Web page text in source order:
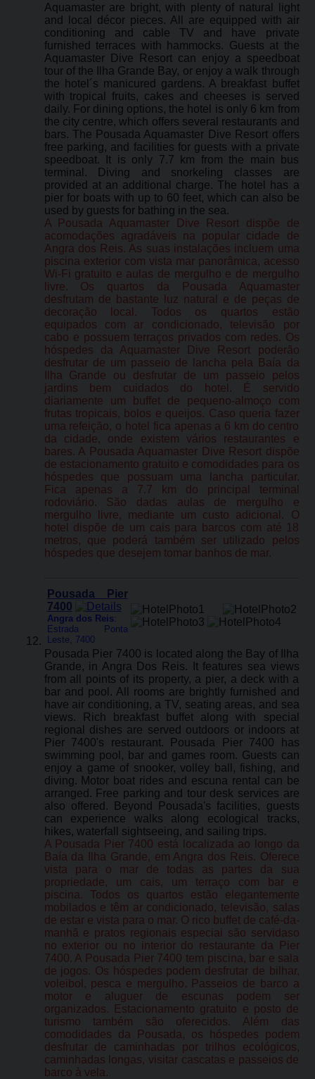
Aquamaster are bright, with plenty of natural light
and local décor pieces. All are equipped with air
conditioning and cable TV and have private
furnished terraces with hammocks. Guests at the
Aquamaster Dive Resort can enjoy a speedboat
tour of the Ilha Grande Bay, or enjoy a walk through
the hotel´s manicured gardens. A breakfast buffet
with tropical fruits, cakes and cheeses is served
daily. For dining options, the hotel is only 6 km from
the city centre, which offers several restaurants and
bars. The Pousada Aquamaster Dive Resort offers
free parking, and facilities for guests with a private
speedboat. It is only 7.7 km from the main bus
terminal. Diving and snorkeling classes are
provided at an additional charge. The hotel has a
pier for boats with up to 60 feet, which can also be
used by guests for bathing in the sea.
A Pousada Aquamaster Dive Resort dispõe de
acomodações agradáveis na popular cidade de
Angra dos Reis. As suas instalações incluem uma
piscina exterior com vista mar panorâmica, acesso
Wi-Fi gratuito e aulas de mergulho e de mergulho
livre. Os quartos da Pousada Aquamaster
desfrutam de bastante luz natural e de peças de
decoração local. Todos os quartos estão
equipados com ar condicionado, televisão por
cabo e possuem terraços privados com redes. Os
hóspedes da Aquamaster Dive Resort poderão
desfrutar de um passeio de lancha pela Baía da
Ilha Grande ou desfrutar de um passeio pelos
jardins bem cuidados do hotel. É servido
diariamente um buffet de pequeno-almoço com
frutas tropicais, bolos e queijos. Caso queria fazer
uma refeição, o hotel fica apenas a 6 km do centro
da cidade, onde existem vários restaurantes e
bares. A Pousada Aquamaster Dive Resort dispõe
de estacionamento gratuito e comodidades para os
hóspedes que possuam uma lancha particular.
Fica apenas a 7.7 km do principal terminal
rodoviário. São dadas aulas de mergulho e
mergulho livre, mediante um custo adicional. O
hotel dispõe de um cais para barcos com até 18
metros, que poderá também ser utilizado pelos
hóspedes que desejem tomar banhos de mar.
Pousada Pier
7400
Angra dos Reis:
Estrada Ponta
Leste, 7400
Pousada Pier 7400 is located along the Bay of Ilha
Grande, in Angra Dos Reis. It features sea views
from all points of its property, a pier, a deck with a
bar and pool. All rooms are brightly furnished and
have air conditioning, a TV, seating areas, and sea
views. Rich breakfast buffet along with special
regional dishes are served outdoors or indoors at
Pier 7400's restaurant. Pousada Pier 7400 has
swimming pool, bar and games room. Guests can
enjoy a game of snooker, volley ball, fishing, and
diving. Motor boat rides and escuna rental can be
arranged. Free parking and tour desk services are
also offered. Beyond Pousada's facilities, guests
can experience walks along ecological tracks,
hikes, waterfall sightseeing, and sailing trips.
A Pousada Pier 7400 está localizada ao longo da
Baía da Ilha Grande, em Angra dos Reis. Oferece
vista para o mar de todas as partes da sua
propriedade, um cais, um terraço com bar e
piscina. Todos os quartos estão elegantemente
mobilados e têm ar condicionado, televisão, salas
de estar e vista para o mar. O rico buffet de café-da-
manhã e pratos regionais especiai são servidaso
no exterior ou no interior do restaurante da Pier
7400. A Pousada Pier 7400 tem piscina, bar e sala
de jogos. Os hóspedes podem desfrutar de bilhar,
voleibol, pesca e mergulho. Passeios de barco a
motor e aluguer de escunas podem ser
organizados. Estacionamento gratuito e posto de
turismo também são oferecidos. Além das
comodidades da Pousada, os hóspedes podem
desfrutar de caminhadas por trilhos ecológicos,
caminhadas longas, visitar cascatas e passeios de
barco à vela.